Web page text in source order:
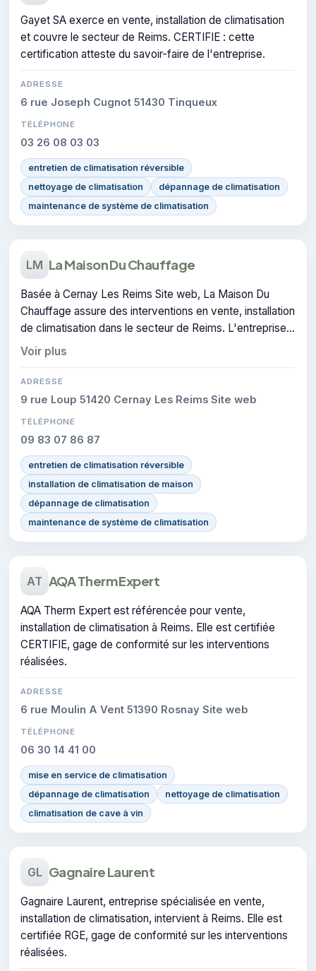
Gayet SA exerce en vente, installation de climatisation
et couvre le secteur de Reims. CERTIFIE : cette
certification atteste du savoir-faire de l'entreprise.
ADRESSE
6 rue Joseph Cugnot 51430 Tinqueux
TÉLÉPHONE
03 26 08 03 03
entretien de climatisation réversible
nettoyage de climatisation
dépannage de climatisation
maintenance de système de climatisation
LM La Maison Du Chauffage
Basée à Cernay Les Reims Site web, La Maison Du
Chauffage assure des interventions en vente, installation
de climatisation dans le secteur de Reims. L'entreprise
dispose de la certification CERTIFIE.
Voir plus
ADRESSE
9 rue Loup 51420 Cernay Les Reims Site web
TÉLÉPHONE
09 83 07 86 87
entretien de climatisation réversible
installation de climatisation de maison
dépannage de climatisation
maintenance de système de climatisation
AT AQA Therm Expert
AQA Therm Expert est référencée pour vente,
installation de climatisation à Reims. Elle est certifiée
CERTIFIE, gage de conformité sur les interventions
réalisées.
ADRESSE
6 rue Moulin A Vent 51390 Rosnay Site web
TÉLÉPHONE
06 30 14 41 00
mise en service de climatisation
dépannage de climatisation
nettoyage de climatisation
climatisation de cave à vin
GL Gagnaire Laurent
Gagnaire Laurent, entreprise spécialisée en vente,
installation de climatisation, intervient à Reims. Elle est
certifiée RGE, gage de conformité sur les interventions
réalisées.